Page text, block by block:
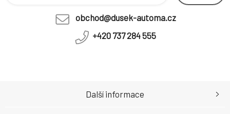
obchod@dusek-automa.cz
+420 737 284 555
Další informace